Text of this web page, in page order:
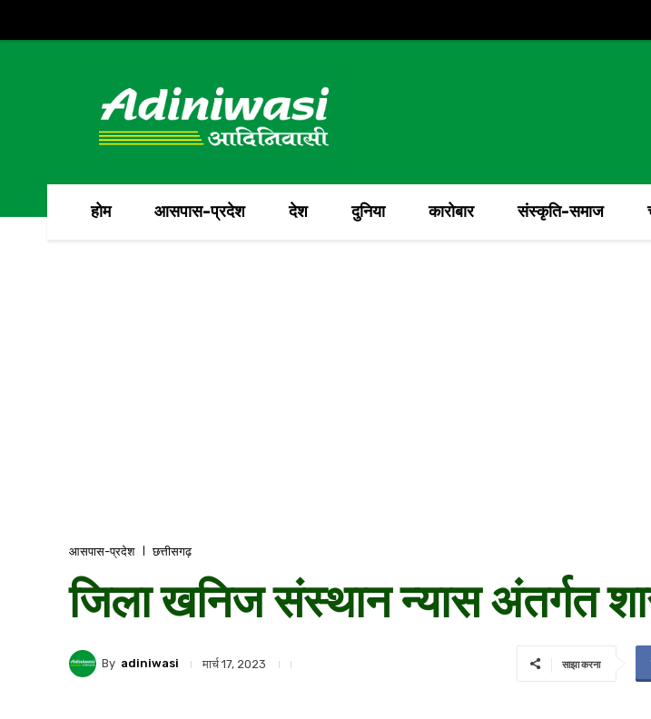
होम आसपास-प्रदेश देश दुनिया कारोबार संस्कृति-समाज
आसपास-प्रदेश छत्तीसगढ़
जिला खनिज संस्थान न्यास अंतर्गत
By adiniwasi मार्च 17, 2023 साझा करना